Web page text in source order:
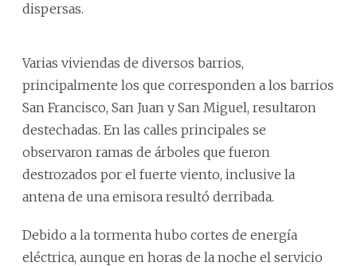
dispersas.
Varias viviendas de diversos barrios,
principalmente los que corresponden a los barrios
San Francisco, San Juan y San Miguel, resultaron
destechadas. En las calles principales se
observaron ramas de árboles que fueron
destrozados por el fuerte viento, inclusive la
antena de una emisora resultó derribada.
Debido a la tormenta hubo cortes de energía
eléctrica, aunque en horas de la noche el servicio